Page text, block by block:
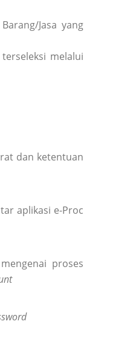
Jasa yang
melalui
dan ketentuan
aplikasi e-Proc
proses